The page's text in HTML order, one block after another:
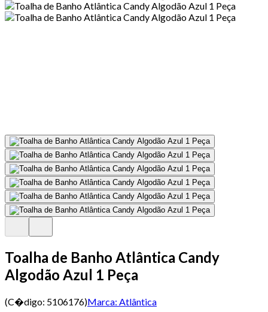
Toalha de Banho Atlântica Candy
Algodão Azul 1 Peça
(C�digo: 5106176)Marca: Atlântica